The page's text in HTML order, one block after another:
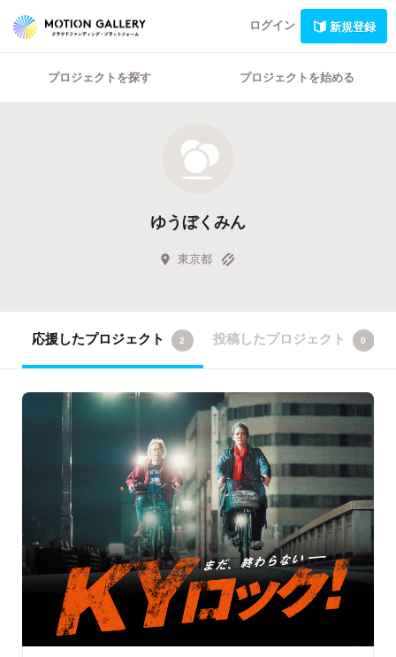
ログイン 新規登録
プロジェクトを探す プロジェクトを始める
ゆうぼくみん
東京都
応援したプロジェクト 2 投稿したプロジェクト 0